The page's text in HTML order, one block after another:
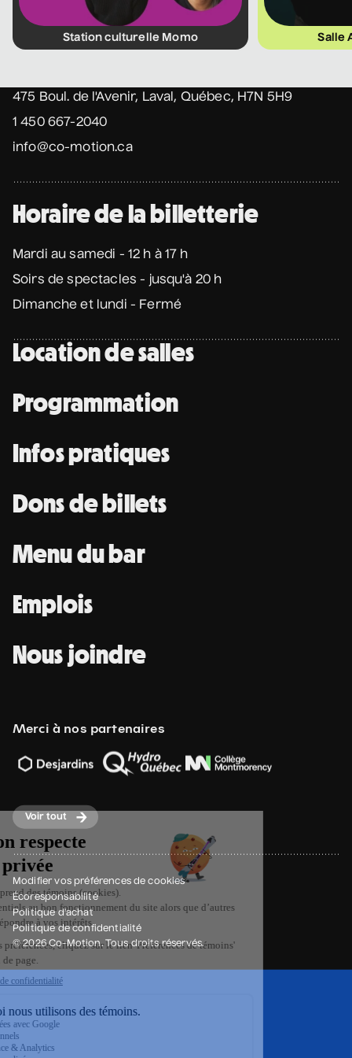
12 septembre 2026
• 19 h 30
Station culturelle Momo
Gratuit
Programmation complète
Achat par téléphone 450 667-2040
Station culturelle Momo Salle
Coordonnées
475 Boul. de l'Avenir, Laval, Québec, H7N 5H9
1 450 667-2040
info@co-motion.ca
Horaire de la billetterie
Mardi au samedi - 12 h à 17 h
Soirs de spectacles - jusqu'à 20 h
Dimanche et lundi - Fermé
Location de salles
Programmation
Infos pratiques
Dons de billets
Menu du bar
Emplois
Nous joindre
Merci à nos partenaires
Voir tout
© 2026 Co-Motion. Tous droits réservés.
Écoresponsabilité
Politique d'achat
Politique de confidentialité
Modifier vos préférences de cookies